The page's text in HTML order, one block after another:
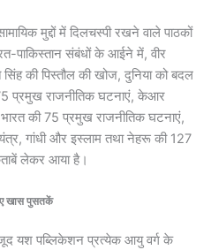
मुद्दों में दिलचस्पी रखने वाले पाठकों
पाकिस्तान संबंधों के आईने में, वीर
सिंह की पिस्तौल की खोज, दुनिया को बदल
प्रमुख राजनीतिक घटनाएं, केआर
की 75 प्रमुख राजनीतिक घटनाएं,
गांधी और इस्लाम तथा नेहरू की 127
लेकर आया है।
खास पुसतकें
यश पब्लिकेशन प्रत्येक आयु वर्ग के